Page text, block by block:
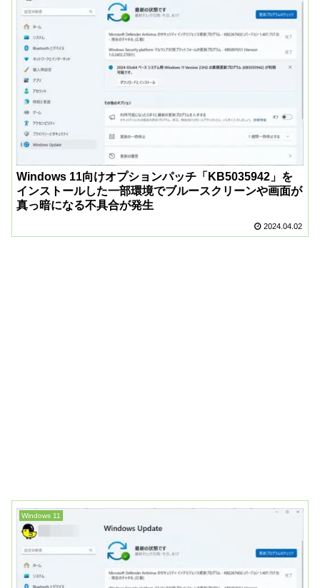
Windows 11向けオプションパッチ「KB5035942」を
インストールした一部環境でブルースクリーンや画面が
真っ暗になる不具合が発生
2024.04.02
Windows 11